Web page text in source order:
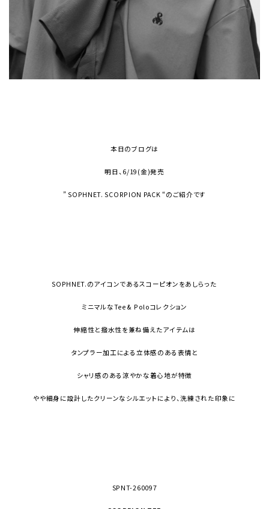
本日のブログは
明日、6/19(金)発売
” SOPHNET. SCORPION PACK “のご紹介です
SOPHNET.のアイコンであるスコーピオンをあしらった
ミニマルなTee & Poloコレクション
伸縮性と撥水性を兼ね備えたアイテムは
タンプラー加工による立体感のある表情と
シャリ感のある涼やかな着心地が特徴
やや細身に設計したクリーンなシルエットにより、洗練された印象に
SPNT-260097